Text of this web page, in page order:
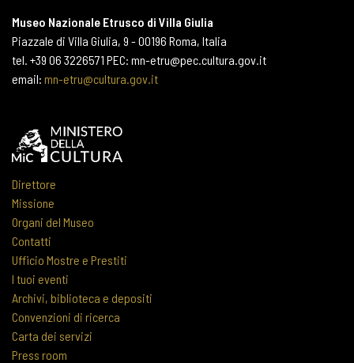
Museo Nazionale Etrusco di Villa Giulia
Piazzale di Villa Giulia, 9 - 00196 Roma, Italia
tel. +39 06 3226571 PEC: mn-etru@pec.cultura.gov.it
email: mn-etru@cultura.gov.it
Direttore
Missione
Organi del Museo
Contatti
Ufficio Mostre e Prestiti
I tuoi eventi
Archivi, biblioteca e depositi
Convenzioni di ricerca
Carta dei servizi
Press room